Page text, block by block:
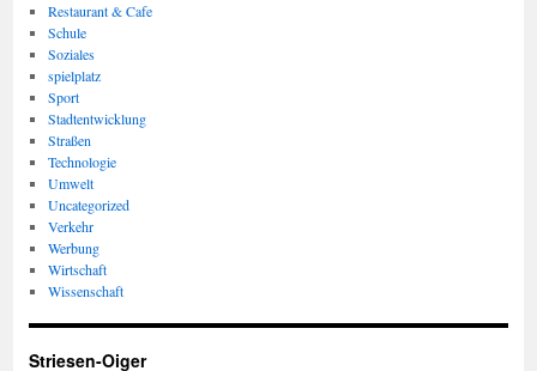
Restaurant & Cafe
Schule
Soziales
spielplatz
Sport
Stadtentwicklung
Straßen
Technologie
Umwelt
Uncategorized
Verkehr
Werbung
Wirtschaft
Wissenschaft
Striesen-Oiger